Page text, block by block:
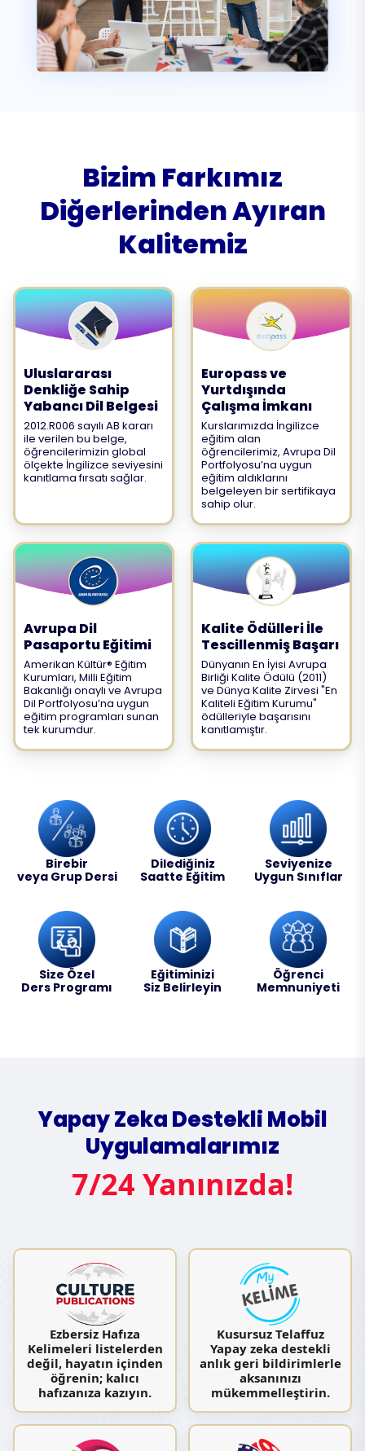
Bizim Farkımız
Diğerlerinden Ayıran
Kalitemiz
Uluslararası
Denkliğe Sahip
Yabancı Dil Belgesi
2012.R006 sayılı AB kararı
ile verilen bu belge,
öğrencilerimizin global
ölçekte İngilizce seviyesini
kanıtlama fırsatı sağlar.
Europass ve
Yurtdışında
Çalışma İmkanı
Kurslarımızda İngilizce
eğitim alan
öğrencilerimiz, Avrupa Dil
Portfolyosu’na uygun
eğitim aldıklarını
belgeleyen bir sertifikaya
sahip olur.
Avrupa Dil
Pasaportu Eğitimi
Amerikan Kültür® Eğitim
Kurumları, Milli Eğitim
Bakanlığı onaylı ve Avrupa
Dil Portfolyosu’na uygun
eğitim programları sunan
tek kurumdur.
Kalite Ödülleri İle
Tescillenmiş Başarı
Dünyanın En İyisi Avrupa
Birliği Kalite Ödülü (2011)
ve Dünya Kalite Zirvesi "En
Kaliteli Eğitim Kurumu"
ödülleriyle başarısını
kanıtlamıştır.
Birebir
veya Grup Dersi
Dilediğiniz
Saatte Eğitim
Seviyenize
Uygun Sınıflar
Size Özel
Ders Programı
Eğitiminizi
Siz Belirleyin
Öğrenci
Memnuniyeti
Yapay Zeka Destekli Mobil
Uygulamalarımız
7/24 Yanınızda!
Ezbersiz Hafıza
Kelimeleri listelerden
değil, hayatın içinden
öğrenin; kalıcı
hafızanıza kazıyın.
Kusursuz Telaffuz
Yapay zeka destekli
anlık geri bildirimlerle
aksanınızı
mükemmelleştirin.